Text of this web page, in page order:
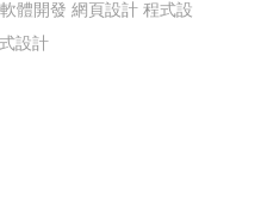
體開發 網頁設計 程式設
設計